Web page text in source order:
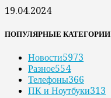
19.04.2024
ПОПУЛЯРНЫЕ КАТЕГОРИИ
Новости5973
Разное554
Телефоны366
ПК и Ноутбуки313